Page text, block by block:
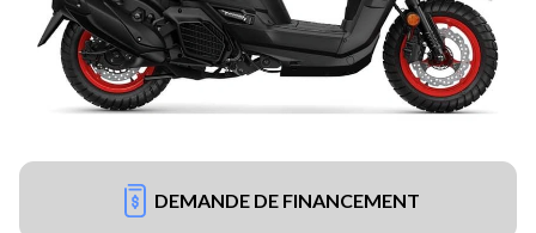
DEMANDE DE FINANCEMENT